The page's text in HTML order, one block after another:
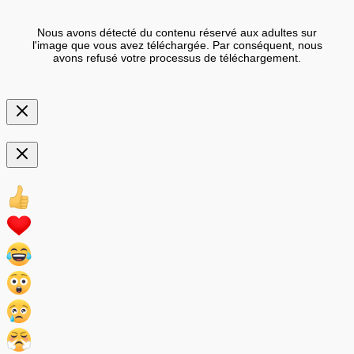
Nous avons détecté du contenu réservé aux adultes sur
l'image que vous avez téléchargée. Par conséquent, nous
avons refusé votre processus de téléchargement.